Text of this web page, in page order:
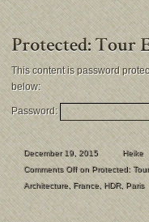
This content is password
below:
Password:
December 19, 2015
Heike
Comments Offon Protected:
Architecture,France,HDR,Paris